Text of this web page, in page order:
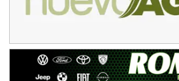
ENTRERRIANO - F6 (POSTERGADA)
VICTORIENSE - F7
El Cerro (Tierra)